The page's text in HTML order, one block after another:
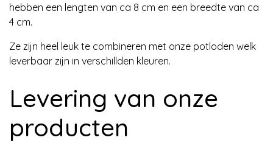
hebben een lengten van ca 8 cm en een breedte van ca
4 cm.
Ze zijn heel leuk te combineren met onze potloden welk
leverbaar zijn in verschillden kleuren.
Levering van onze
producten